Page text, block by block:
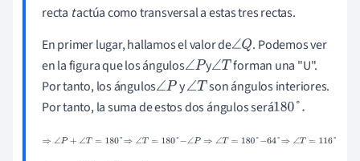
recta tactúa como transversal a estas tres rectas.
En primer lugar, hallamos el valor de∠Q. Podemos ver
en la figura que los ángulos∠Py∠Tforman una "U".
Por tanto, los ángulos∠P y∠T son ángulos interiores.
Por tanto, la suma de estos dos ángulos será180°.
⇒∠P+∠T=180°⇒∠T=180°-∠P⇒∠T=180°-64°⇒∠T=116°